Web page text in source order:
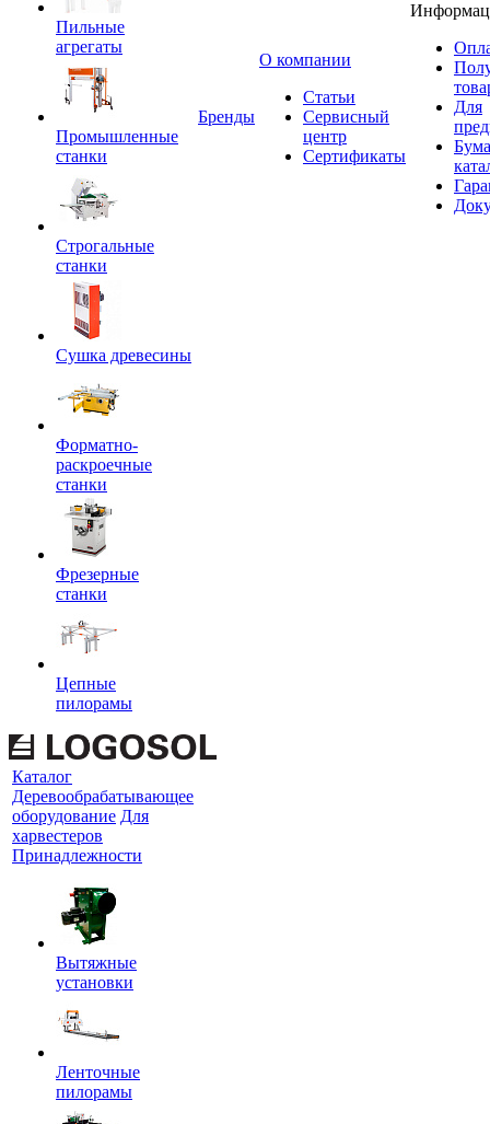
Пильные
агрегаты
Промышленные
станки
Строгальные
станки
Сушка древесины
Форматно-
раскроечные
станки
Фрезерные
станки
Цепные
пилорамы
Бренды
O компании
Статьи
Сервисный
центр
Сертификаты
Для
Каталог
Деревообрабатывающее
оборудование Для
харвестеров
Принадлежности
Вытяжные
установки
Ленточные
пилорамы